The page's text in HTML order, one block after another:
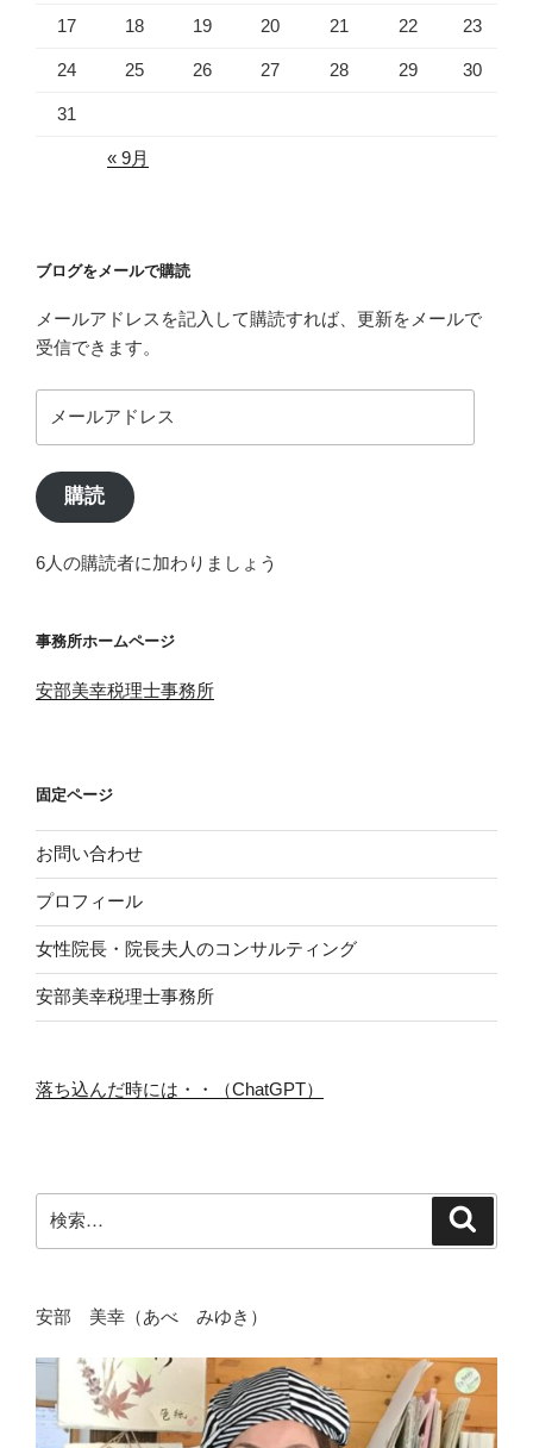
17 18 19 20 21 22 23
24 25 26 27 28 29 30
31
« 9月
ブログをメールで購読
メールアドレスを記入して購読すれば、更新をメールで
受信できます。
ー
ア
ド
ス
購読
6人の購読者に加わりましょう
事務所ホームページ
安部美幸税理士事務所
固定ページ
お問い合わせ
プロフィール
女性院長・院長夫人のコンサルティング
安部美幸税理士事務所
落ち込んだ時には・・（ChatGPT）
索:
安部 美幸（あべ みゆき）